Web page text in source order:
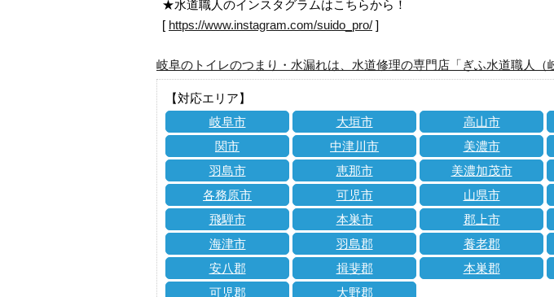
★水道職人のインスタグラムはこちらから！
[ https://www.instagram.com/suido_pro/ ]
岐阜のトイレのつまり・水漏れは、水道修理の専門店「ぎふ水道職人（
【対応エリア】
岐阜市
大垣市 高山市
関市
中津川市 美濃市
羽島市
恵那市 美濃加茂市
各務原市
可児市 山県市
飛騨市
本巣市 郡上市
海津市
羽島郡 養老郡
安八郡
揖斐郡 本巣郡
可児郡
大野郡